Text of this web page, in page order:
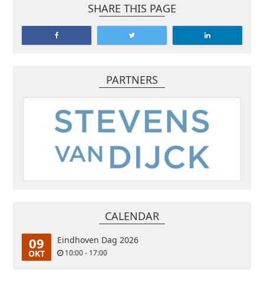
SHARE THIS PAGE
PARTNERS
CALENDAR
09
OKT
Eindhoven Dag 2026
10:00 - 17:00